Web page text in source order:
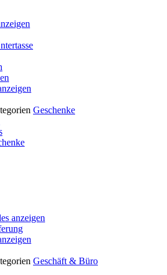
Geschenke
anzeigen
Geschäft & Büro